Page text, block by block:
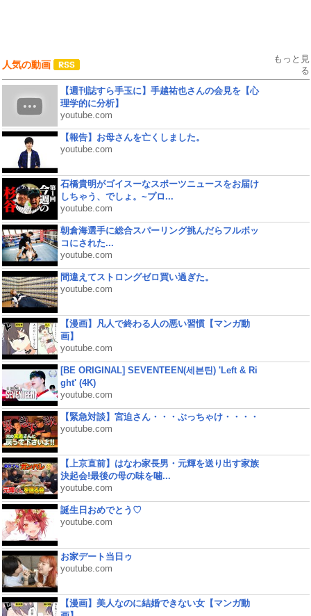
人気の動画
もっと見
る
【週刊誌すら手玉に】手越祐也さんの会見を【心
理学的に分析】
youtube.com
【報告】お母さんを亡くしました。
youtube.com
石橋貴明がゴイスーなスポーツニュースをお届け
しちゃう、でしょ。~プロ...
youtube.com
朝倉海選手に総合スパーリング挑んだらフルボッ
コにされた...
youtube.com
間違えてストロングゼロ買い過ぎた。
youtube.com
【漫画】凡人で終わる人の悪い習慣【マンガ動
画】
youtube.com
[BE ORIGINAL] SEVENTEEN(세븐틴) 'Left & Ri
ght' (4K)
youtube.com
【緊急対談】宮迫さん・・・ぶっちゃけ・・・・
youtube.com
【上京直前】はなわ家長男・元輝を送り出す家族
決起会!最後の母の味を噛...
youtube.com
誕生日おめでとう♡
youtube.com
お家デート当日ゥ
youtube.com
【漫画】美人なのに結婚できない女【マンガ動